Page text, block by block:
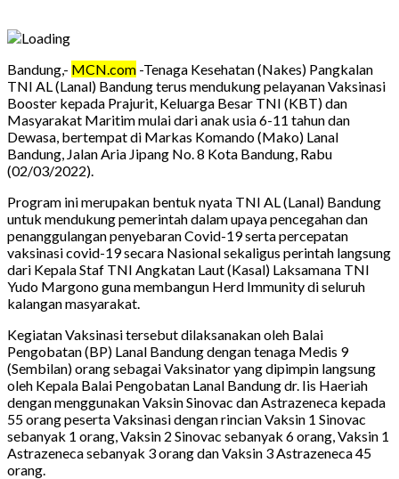
Bandung,- MCN.com -Tenaga Kesehatan (Nakes) Pangkalan
TNI AL (Lanal) Bandung terus mendukung pelayanan Vaksinasi
Booster kepada Prajurit, Keluarga Besar TNI (KBT) dan
Masyarakat Maritim mulai dari anak usia 6-11 tahun dan
Dewasa, bertempat di Markas Komando (Mako) Lanal
Bandung, Jalan Aria Jipang No. 8 Kota Bandung, Rabu
(02/03/2022).
Program ini merupakan bentuk nyata TNI AL (Lanal) Bandung
untuk mendukung pemerintah dalam upaya pencegahan dan
penanggulangan penyebaran Covid-19 serta percepatan
vaksinasi covid-19 secara Nasional sekaligus perintah langsung
dari Kepala Staf TNI Angkatan Laut (Kasal) Laksamana TNI
Yudo Margono guna membangun Herd Immunity di seluruh
kalangan masyarakat.
Kegiatan Vaksinasi tersebut dilaksanakan oleh Balai
Pengobatan (BP) Lanal Bandung dengan tenaga Medis 9
(Sembilan) orang sebagai Vaksinator yang dipimpin langsung
oleh Kepala Balai Pengobatan Lanal Bandung dr. Iis Haeriah
dengan menggunakan Vaksin Sinovac dan Astrazeneca kepada
55 orang peserta Vaksinasi dengan rincian Vaksin 1 Sinovac
sebanyak 1 orang, Vaksin 2 Sinovac sebanyak 6 orang, Vaksin 1
Astrazeneca sebanyak 3 orang dan Vaksin 3 Astrazeneca 45
orang.